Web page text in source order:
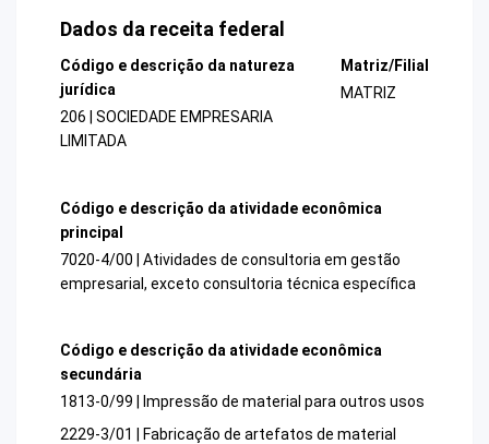
Dados da receita federal
Código e descrição da natureza
jurídica
206 | SOCIEDADE EMPRESARIA
LIMITADA
Matriz/Filial
MATRIZ
Código e descrição da atividade econômica
principal
7020-4/00 | Atividades de consultoria em gestão
empresarial, exceto consultoria técnica específica
Código e descrição da atividade econômica
secundária
1813-0/99 | Impressão de material para outros usos
2229-3/01 | Fabricação de artefatos de material